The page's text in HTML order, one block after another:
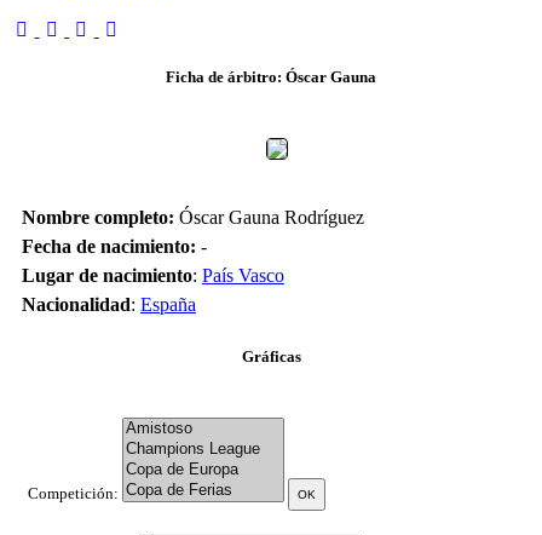
Ficha de árbitro: Óscar Gauna
Nombre completo: Óscar Gauna Rodríguez
Fecha de nacimiento: -
Lugar de nacimiento: País Vasco
Nacionalidad: España
Gráficas
Competición: